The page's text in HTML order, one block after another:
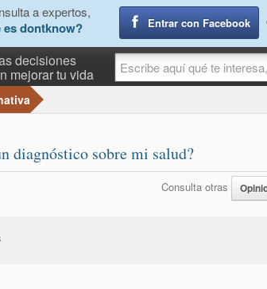
a expertos,
es dontknow? Entrar con Facebook
decisiones
mejorar tu vida
diagnóstico sobre mi salud?
Consulta otras